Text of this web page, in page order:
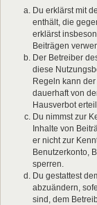
Du erklärst mit
enthält, die
erklärst
Beiträgen
Der Betreiber
diese
Regeln kann
dauerhaft von
Hausverbot
Du nimmst zur
Inhalte von
er nicht zur
Benutzerkonto,
sperren.
Du gestattest
abzuändern,
sind, dem